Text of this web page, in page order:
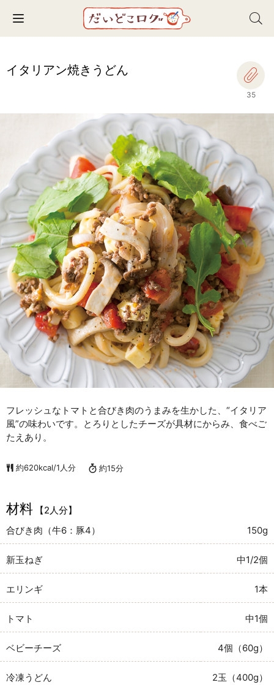
Toggle navigation
イタリアン焼きうどん
35
フレッシュなトマトと合びき肉のうまみを生かした、“イタリア
風”の味わいです。とろりとしたチーズが具材にからみ、食べご
たえあり。
約620kcal/1人分 約15分
材料
【2人分】
合びき肉（牛6：豚4）
150g
新玉ねぎ 中1/2個
エリンギ 1本
トマト 中1個
ベビーチーズ 4個（60g）
冷凍うどん 2玉（400g）